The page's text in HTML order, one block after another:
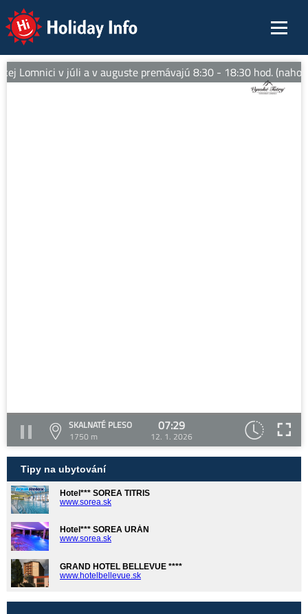
Holiday Info
Lomnici v júli a v auguste premávajú 8:30 - 18:30 hod.
SKALNATÉ PLESO
1750 m
07:29
12. 1. 2026
Tipy na ubytování
Hotel*** SOREA TITRIS
www.sorea.sk
Hotel*** SOREA URÁN
www.sorea.sk
GRAND HOTEL BELLEVUE ****
www.hotelbellevue.sk